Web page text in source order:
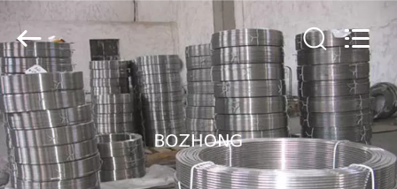
HAUS
PRODUKTE
Group
Ltd..
All
Rights
Reserved.